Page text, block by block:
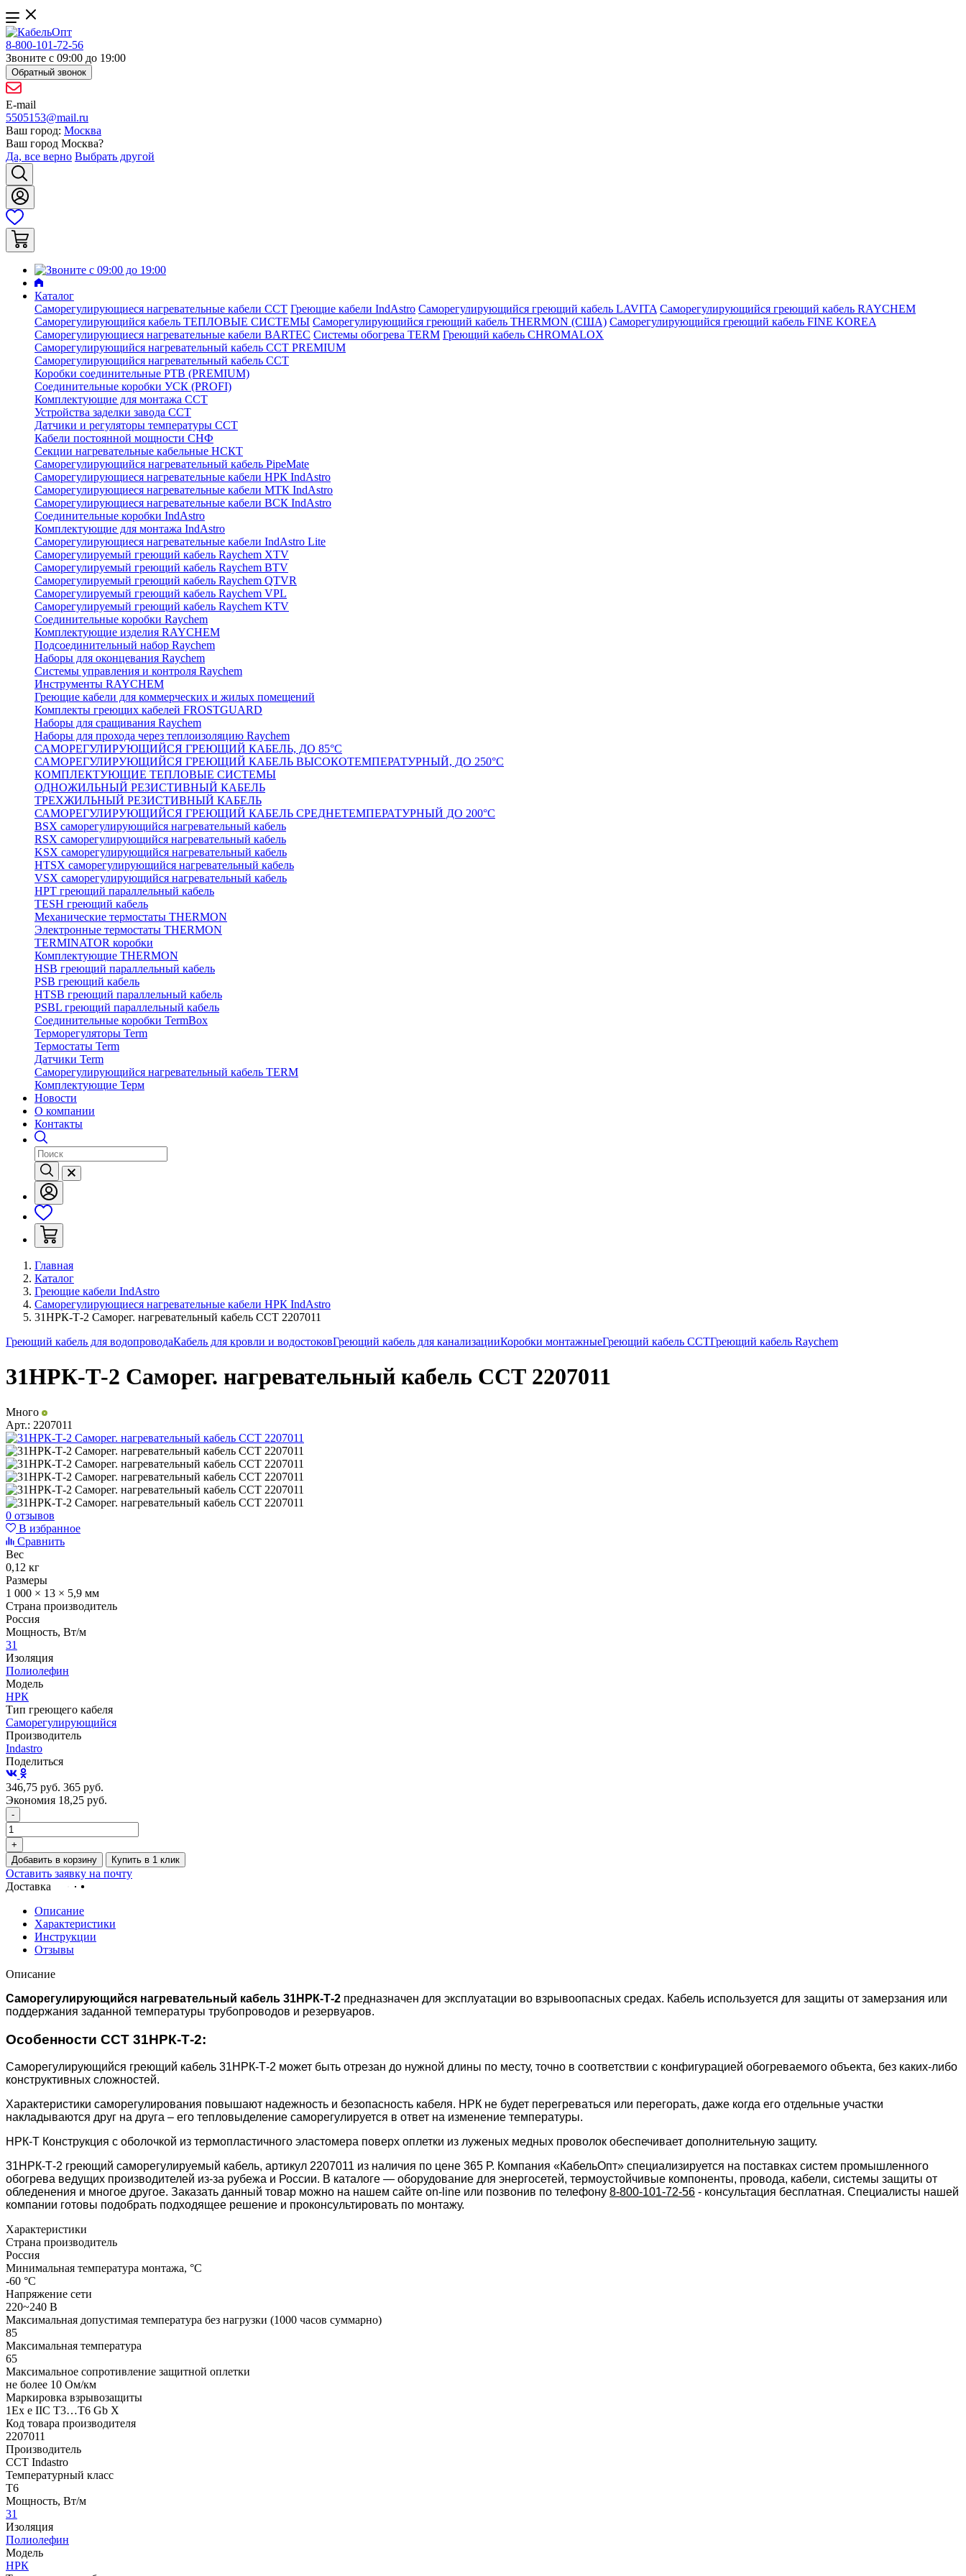
8-800-101-72-56
Звоните с 09:00 до 19:00
Обратный звонок
E-mail
5505153@mail.ru
Ваш город: Москва
Ваш город Москва?
Да, все верно Выбрать другой
Каталог
Саморегулирующиеся нагревательные кабели ССТ Греющие кабели IndAstro Саморегулирующийся греющий кабель LAVITA Саморегулирующийся греющий кабель RAYCHEM
Саморегулирующийся кабель ТЕПЛОВЫЕ СИСТЕМЫ Саморегулирующийся греющий кабель THERMON (США) Саморегулирующийся греющий кабель FINE KOREA
Саморегулирующиеся нагревательные кабели BARTEC Системы обогрева TERM Греющий кабель CHROMALOX
Саморегулирующийся нагревательный кабель ССТ PREMIUM
Саморегулирующийся нагревательный кабель ССТ
Коробки соединительные РТВ (PREMIUM)
Соединительные коробки УСК (PROFI)
Комплектующие для монтажа ССТ
Устройства заделки завода ССТ
Датчики и регуляторы температуры ССТ
Кабели постоянной мощности СНФ
Секции нагревательные кабельные НСКТ
Саморегулирующийся нагревательный кабель PipeMate
Саморегулирующиеся нагревательные кабели НРК IndAstro
Саморегулирующиеся нагревательные кабели МТК IndAstro
Саморегулирующиеся нагревательные кабели ВСК IndAstro
Соединительные коробки IndAstro
Комплектующие для монтажа IndAstro
Саморегулирующиеся нагревательные кабели IndAstro Lite
Саморегулируемый греющий кабель Raychem XTV
Саморегулируемый греющий кабель Raychem BTV
Саморегулируемый греющий кабель Raychem QTVR
Саморегулируемый греющий кабель Raychem VPL
Саморегулируемый греющий кабель Raychem KTV
Соединительные коробки Raychem
Комплектующие изделия RAYCHEM
Подсоединительный набор Raychem
Наборы для оконцевания Raychem
Системы управления и контроля Raychem
Инструменты RAYCHEM
Греющие кабели для коммерческих и жилых помещений
Комплекты греющих кабелей FROSTGUARD
Наборы для сращивания Raychem
Наборы для прохода через теплоизоляцию Raychem
САМОРЕГУЛИРУЮЩИЙСЯ ГРЕЮЩИЙ КАБЕЛЬ, ДО 85°С
САМОРЕГУЛИРУЮЩИЙСЯ ГРЕЮЩИЙ КАБЕЛЬ ВЫСОКОТЕМПЕРАТУРНЫЙ, ДО 250°С
КОМПЛЕКТУЮЩИЕ ТЕПЛОВЫЕ СИСТЕМЫ
ОДНОЖИЛЬНЫЙ РЕЗИСТИВНЫЙ КАБЕЛЬ
ТРЕХЖИЛЬНЫЙ РЕЗИСТИВНЫЙ КАБЕЛЬ
САМОРЕГУЛИРУЮЩИЙСЯ ГРЕЮЩИЙ КАБЕЛЬ СРЕДНЕТЕМПЕРАТУРНЫЙ ДО 200°С
BSX саморегулирующийся нагревательный кабель
RSX саморегулирующийся нагревательный кабель
KSX саморегулирующийся нагревательный кабель
HTSX саморегулирующийся нагревательный кабель
VSX саморегулирующийся нагревательный кабель
НРТ греющий параллельный кабель
TESH греющий кабель
Механические термостаты THERMON
Электронные термостаты THERMON
TERMINATOR коробки
Комплектующие THERMON
HSB греющий параллельный кабель
PSB греющий кабель
HTSB греющий параллельный кабель
PSBL греющий параллельный кабель
Соединительные коробки TermBox
Терморегуляторы Term
Термостаты Term
Датчики Term
Саморегулирующийся нагревательный кабель TERM
Комплектующие Терм
Новости
О компании
Контакты
Главная
Каталог
Греющие кабели IndAstro
Саморегулирующиеся нагревательные кабели НРК IndAstro
31НРК-Т-2 Саморег. нагревательный кабель ССТ 2207011
Греющий кабель для водопроводаКабель для кровли и водостоковГреющий кабель для канализацииКоробки монтажныеГреющий кабель ССТГреющий кабель Raychem
31НРК-Т-2 Саморег. нагревательный кабель ССТ 2207011
Много
Арт.: 2207011
0 отзывов
В избранное
Сравнить
Вес
0,12 кг
Размеры
1 000 × 13 × 5,9 мм
Страна производитель
Россия
Мощность, Вт/м
31
Изоляция
Полиолефин
Модель
НРК
Тип греющего кабеля
Саморегулирующийся
Производитель
Indastro
Поделиться
346,75 руб. 365 руб.
Экономия 18,25 руб.
-
+
Добавить в корзину
Купить в 1 клик
Оставить заявку на почту
Доставка
Описание
Характеристики
Инструкции
Отзывы
Описание
Саморегулирующийся нагревательный кабель 31НРК-Т-2 предназначен для эксплуатации во взрывоопасных средах. Кабель используется для защиты от замерзания или
поддержания заданной температуры трубопроводов и резервуаров.
Особенности ССТ 31НРК-Т-2:
Саморегулирующийся греющий кабель 31НРК-Т-2 может быть отрезан до нужной длины по месту, точно в соответствии с конфигурацией обогреваемого объекта, без каких-либо
конструктивных сложностей.
Характеристики саморегулирования повышают надежность и безопасность кабеля. НРК не будет перегреваться или перегорать, даже когда его отдельные участки
накладываются друг на друга – его тепловыделение саморегулируется в ответ на изменение температуры.
НРК-Т Конструкция с оболочкой из термопластичного эластомера поверх оплетки из луженых медных проволок обеспечивает дополнительную защиту.
31НРК-Т-2 греющий саморегулируемый кабель, артикул 2207011 из наличия по цене 365 Р. Компания «КабельОпт» специализируется на поставках систем промышленного
обогрева ведущих производителей из-за рубежа и России. В каталоге — оборудование для энергосетей, термоустойчивые компоненты, провода, кабели, системы защиты от
обледенения и многое другое. Заказать данный товар можно на нашем сайте on-line или позвонив по телефону 8-800-101-72-56 - консультация бесплатная. Специалисты нашей
компании готовы подобрать подходящее решение и проконсультировать по монтажу.
Характеристики
Страна производитель
Россия
Минимальная температура монтажа, °С
-60 °С
Напряжение сети
220~240 В
Максимальная допустимая температура без нагрузки (1000 часов суммарно)
85
Максимальная температура
65
Максимальное сопротивление защитной оплетки
не более 10 Ом/км
Маркировка взрывозащиты
1Ex e IIC T3…T6 Gb X
Код товара производителя
2207011
Производитель
ССТ Indastro
Температурный класс
Т6
Мощность, Вт/м
31
Изоляция
Полиолефин
Модель
НРК